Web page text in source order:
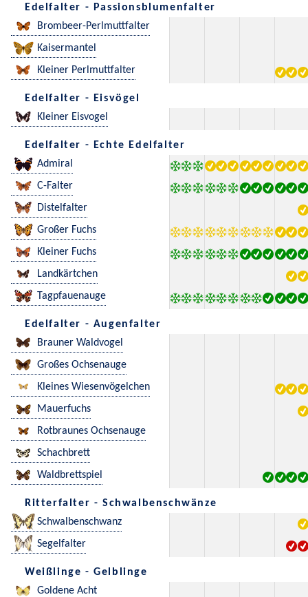
Edelfalter - Passionsblumenfalter
Brombeer-Perlmuttfalter
Kaisermantel
Kleiner Perlmuttfalter
Edelfalter - Eisvögel
Kleiner Eisvogel
Edelfalter - Echte Edelfalter
Admiral
C-Falter
Distelfalter
Großer Fuchs
Kleiner Fuchs
Landkärtchen
Tagpfauenauge
Edelfalter - Augenfalter
Brauner Waldvogel
Großes Ochsenauge
Kleines Wiesenvögelchen
Mauerfuchs
Rotbraunes Ochsenauge
Schachbrett
Waldbrettspiel
Ritterfalter - Schwalbenschwänze
Schwalbenschwanz
Segelfalter
Weißlinge - Gelblinge
Goldene Acht